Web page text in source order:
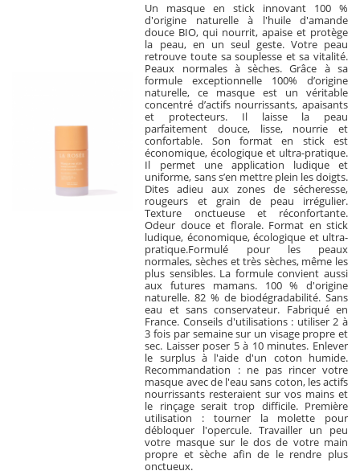
Un masque en stick innovant 100 %
d'origine naturelle à l'huile d'amande
douce BIO, qui nourrit, apaise et protège
la peau, en un seul geste. Votre peau
retrouve toute sa souplesse et sa vitalité.
Peaux normales à sèches. Grâce à sa
formule exceptionnelle 100% d’origine
naturelle, ce masque est un véritable
concentré d’actifs nourrissants, apaisants
et protecteurs. Il laisse la peau
parfaitement douce, lisse, nourrie et
confortable. Son format en stick est
économique, écologique et ultra-pratique.
Il permet une application ludique et
uniforme, sans s’en mettre plein les doigts.
Dites adieu aux zones de sécheresse,
rougeurs et grain de peau irrégulier.
Texture onctueuse et réconfortante.
Odeur douce et florale. Format en stick
ludique, économique, écologique et ultra-
pratique.Formulé pour les peaux
normales, sèches et très sèches, même les
plus sensibles. La formule convient aussi
aux futures mamans. 100 % d'origine
naturelle. 82 % de biodégradabilité. Sans
eau et sans conservateur. Fabriqué en
France. Conseils d'utilisations : utiliser 2 à
3 fois par semaine sur un visage propre et
sec. Laisser poser 5 à 10 minutes. Enlever
le surplus à l'aide d'un coton humide.
Recommandation : ne pas rincer votre
masque avec de l'eau sans coton, les actifs
nourrissants resteraient sur vos mains et
le rinçage serait trop difficile. Première
utilisation : tourner la molette pour
débloquer l'opercule. Travailler un peu
votre masque sur le dos de votre main
propre et sèche afin de le rendre plus
onctueux.